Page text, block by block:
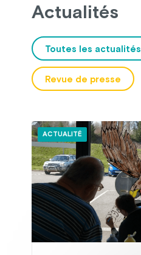
Actualités
Toutes les actualités
Revue de presse
ACTUALITÉ